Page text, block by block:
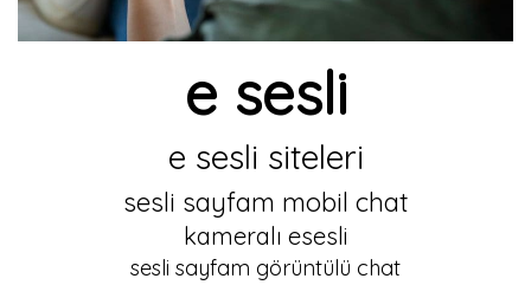
e sesli
e sesli siteleri
sesli sayfam mobil chat
kameralı esesli
sesli sayfam görüntülü chat